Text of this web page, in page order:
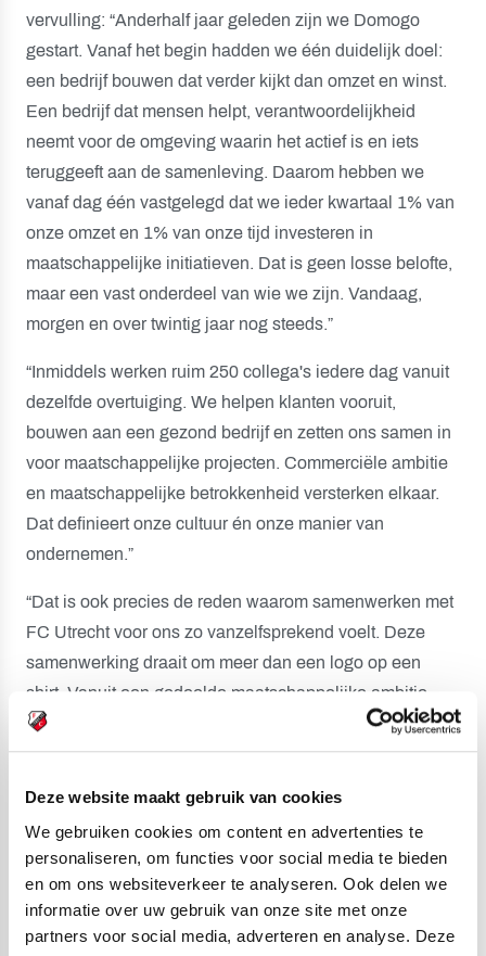
Deze website maakt gebruik van cookies
We gebruiken cookies om content en advertenties te
personaliseren, om functies voor social media te bieden
en om ons websiteverkeer te analyseren. Ook delen we
informatie over uw gebruik van onze site met onze
partners voor social media, adverteren en analyse. Deze
vervulling: “Anderhalf jaar geleden zijn we Domogo
gestart. Vanaf het begin hadden we één duidelijk doel:
een bedrijf bouwen dat verder kijkt dan omzet en winst.
Een bedrijf dat mensen helpt, verantwoordelijkheid
neemt voor de omgeving waarin het actief is en iets
teruggeeft aan de samenleving. Daarom hebben we
vanaf dag één vastgelegd dat we ieder kwartaal 1% van
onze omzet en 1% van onze tijd investeren in
maatschappelijke initiatieven. Dat is geen losse belofte,
maar een vast onderdeel van wie we zijn. Vandaag,
morgen en over twintig jaar nog steeds.”
“Inmiddels werken ruim 250 collega's iedere dag vanuit
dezelfde overtuiging. We helpen klanten vooruit,
bouwen aan een gezond bedrijf en zetten ons samen in
voor maatschappelijke projecten. Commerciële ambitie
en maatschappelijke betrokkenheid versterken elkaar.
Dat definieert onze cultuur én onze manier van
ondernemen.”
“Dat is ook precies de reden waarom samenwerken met
FC Utrecht voor ons zo vanzelfsprekend voelt. Deze
samenwerking draait om meer dan een logo op een
shirt. Vanuit een gedeelde maatschappelijke ambitie
willen we samen bijdragen aan een duurzamere
provincie Utrecht, waarin inwoners beter worden
De samenwerking tussen FC Utrecht en Domogo start in
het seizoen 2026/2027. Vanaf dat seizoen prijkt Domogo
op de achterkant van het shirt van het eerste elftal.